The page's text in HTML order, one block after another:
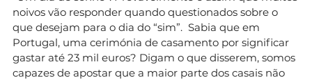
noivos vão responder quando questionados sobre o
que desejam para o dia do “sim”. Sabia que em
Portugal, uma cerimónia de casamento por significar
gastar até 23 mil euros? Digam o que disserem, somos
capazes de apostar que a maior parte dos casais não